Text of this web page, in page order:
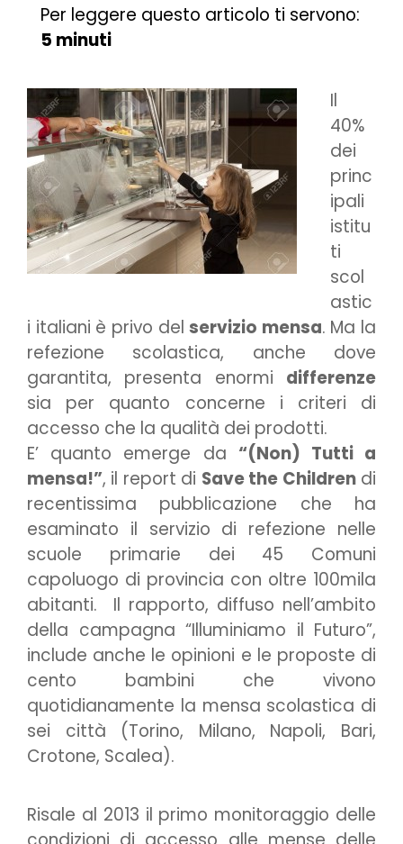
Per leggere questo articolo ti servono:
5 minuti
Il
40%
dei
princ
ipali
istitu
ti
scol
astic
i italiani è privo delservizio mensa. Ma la
refezione scolastica, anche dove
garantita, presenta enormi differenze
sia per quanto concerne i criteri di
accesso che la qualità dei prodotti.
E’ quanto emerge da “(Non) Tutti a
mensa!”, il report di Save the Childrendi
recentissima pubblicazione che ha
esaminato il servizio di refezione nelle
scuole primarie dei 45 Comuni
capoluogo di provincia con oltre 100mila
abitanti. Il rapporto, diffuso nell’ambito
della campagna “Illuminiamo il Futuro”,
include anche le opinioni e le proposte di
cento bambini che vivono
quotidianamente la mensa scolastica di
sei città (Torino, Milano, Napoli, Bari,
Crotone, Scalea).
Risale al 2013 il primo monitoraggio delle